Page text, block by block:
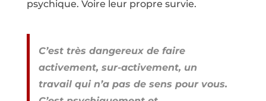
psychique. Voire leur propre survie.
C’est très dangereux de faire
activement, sur-activement, un
travail qui n’a pas de sens pour vous.